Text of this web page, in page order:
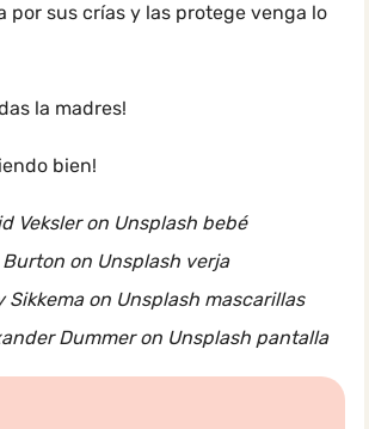
por sus crías y las protege venga lo
la madres!
bien!
Veksler on Unsplash bebé
on Unsplash verja
Sikkema on Unsplash mascarillas
Dummer on Unsplash pantalla